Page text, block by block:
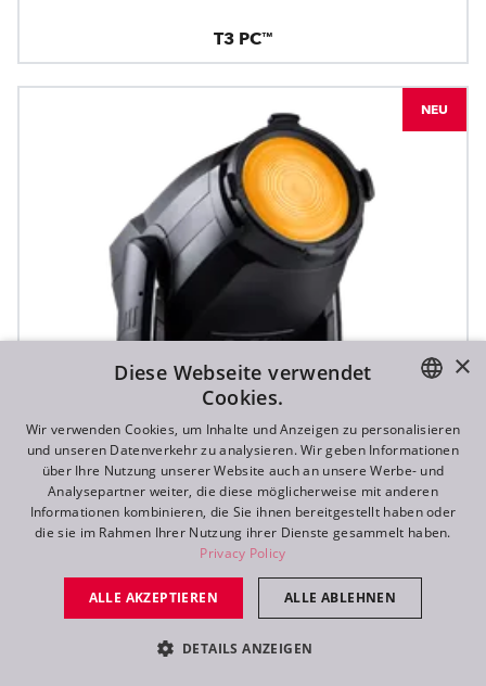
T3 PC™
T3 Fresnel™
NEU
ENGLISH
FR
RU
×
Diese Webseite verwendet
Cookies.
Wir verwenden Cookies, um Inhalte und Anzeigen zu personalisieren
und unseren Datenverkehr zu analysieren. Wir geben Informationen
über Ihre Nutzung unserer Website auch an unsere Werbe- und
Analysepartner weiter, die diese möglicherweise mit anderen
Informationen kombinieren, die Sie ihnen bereitgestellt haben oder
die sie im Rahmen Ihrer Nutzung ihrer Dienste gesammelt haben.
Privacy Policy
ALLE AKZEPTIEREN ALLE ABLEHNEN
DETAILS ANZEIGEN